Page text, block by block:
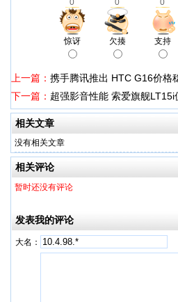
0 0 0
惊讶 欠揍 支持
上一篇： 携手腾讯推出 HTC G16价格
下一篇： 超强影音性能 索爱旗舰LT15i
相关文章
没有相关文章
相关评论
暂时还没有评论
发表我的评论
大名：